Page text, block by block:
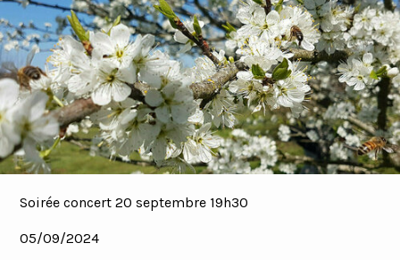
Soirée concert 20 septembre 19h30
05/09/2024